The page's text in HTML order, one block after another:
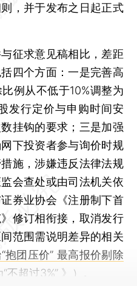
，并于发布之日起正式
求意见稿相比，差距
四个方面：一是完善高
例从不低于10%调整为
发行定价与申购时间安
挂钩的要求；三是加强
下投资者参与询价时规
施，涉嫌违反法律法规
会查处或由司法机关依
券业协会《注册制下首
修订相衔接，取消发行
范围需说明差异的相关
抱团压价” 最高报价剔除
不超过3%” 》）。